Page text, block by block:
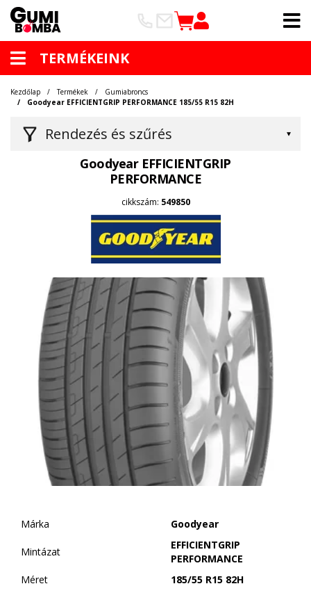
TERMÉKEINK
Rendezés és szűrés
Kezdőlap Termékek
Gumiabroncs
Goodyear EFFICIENTGRIP PERFORMANCE 185/55 R15 82H
Goodyear EFFICIENTGRIP
PERFORMANCE
cikkszám: 549850
Márka Goodyear
Mintázat
EFFICIENTGRIP
PERFORMANCE
Méret
185/55 R15 82H